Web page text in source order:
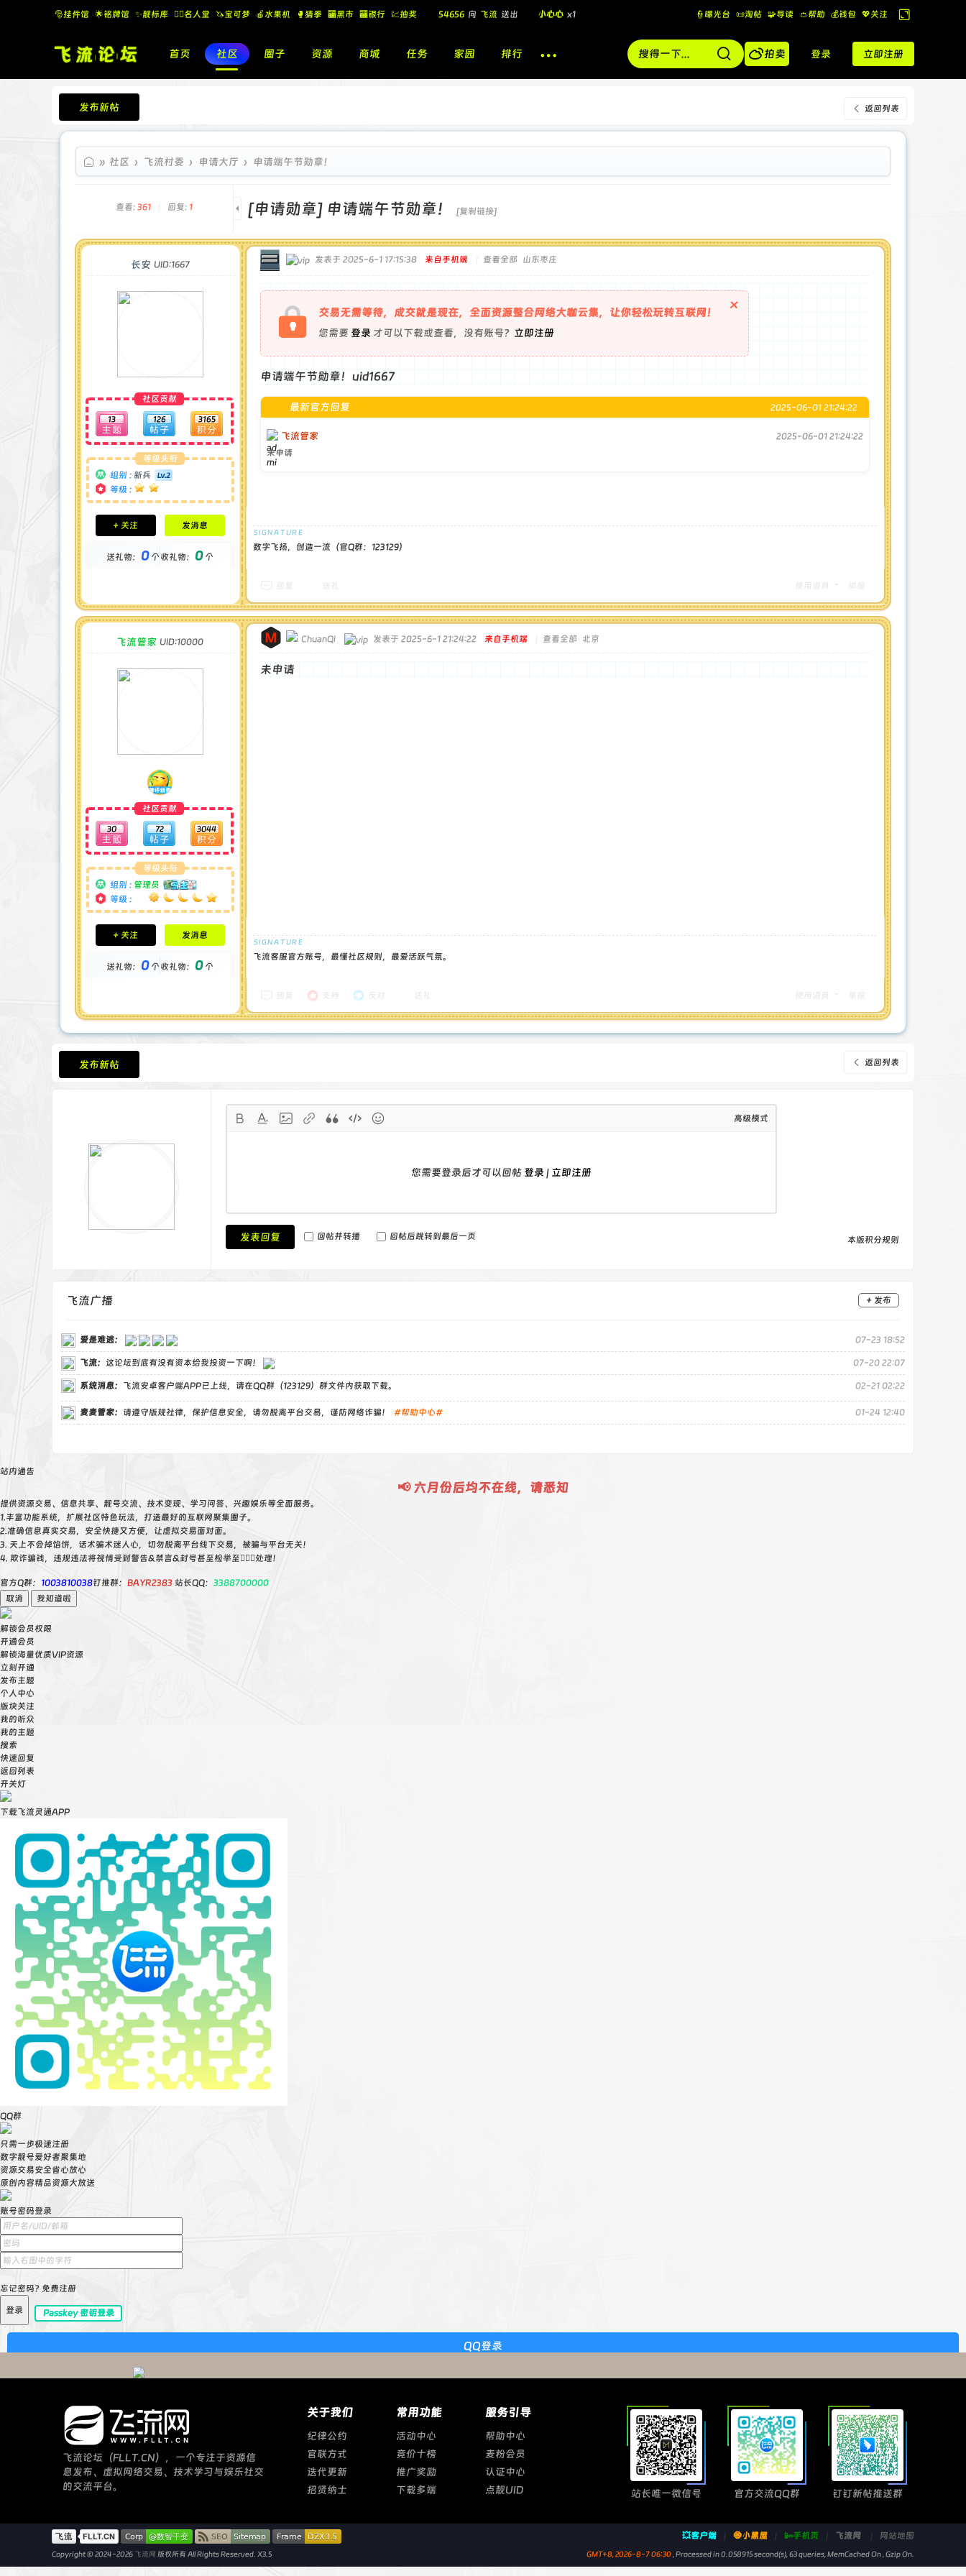
🎅挂件馆 🌟铭牌馆 ✨️靓标库 🧚‍♂️名人堂 🦄宝可梦 🍎水果机 🥊猜拳 🏧黑市 🏧银行 💹抽奖
🎁
54656 向 飞流 送出 小心心 x1
飞流 向 北 酷盖墨镜
飞流 向 北 送出 小心心 x1
👮曝光台 📜淘帖 🧩导读 👛帮助 💰️钱包 💖关注
换
到
宽
版
首页 社区 圈子 资源 商城 任务 家园 排行 拍卖 登录 立即注册
返回列表
发布新帖
飞流论坛
» 社区 › 飞流村委 › 申请大厅 › 申请端午节勋章！
查看: 361 回复: 1 [申请勋章] 申请端午节勋章！ [复制链接]
长安 UID:1667
社区贡献
13 126 3165
等级头衔
组别 : 新兵
等级 :
积分成就
钻石 : 3 颗
金币 : 0 枚
+ 关注 发消息
送礼物： 0个收礼物： 0个
发表于 2025-6-1 17:15:38 来自手机端 查看全部 山东枣庄
交易无需等待，成交就是现在，全面资源整合网络大咖云集，让你轻松玩转互联网！
您需要 登录 才可以下载或查看，没有账号？ 立即注册
×
申请端午节勋章！uid1667
最新官方回复 2025-06-01 21:24:22
飞流管家
2025-06-01 21:24:22
未申请
数字飞扬，创造一流（官Q群：123129）
飞流管家 UID:10000
社区贡献
30 72 3044
等级头衔
组别 : 管理员
等级 :
积分成就
钻石 : 30 颗
金币 : 9 枚
+ 关注 发消息
送礼物： 0个收礼物： 0个
ChuanQi 发表于 2025-6-1 21:24:22 来自手机端 查看全部 北京
未申请
飞流客服官方账号，最懂社区规则，最爱活跃气氛。
返回列表
发布新帖
高级模式
您需要登录后才可以回帖 登录 | 立即注册
发表回复 回帖并转播 回帖后跳转到最后一页 本版积分规则
飞流广播 + 发布
爱是难逃： 07-23 18:52
飞流： 这论坛到底有没有资本给我投资一下啊！ 07-20 22:07
系统消息： 飞流安卓客户端APP已上线，请在QQ群（123129）群文件内获取下载。 02-21 02:22
麦麦管家： 请遵守版规社律，保护信息安全，请勿脱离平台交易，谨防网络诈骗！ #帮助中心# 01-24 12:40
站内通告
📢 六月份后均不在线，请悉知
提供资源交易、信息共享、靓号交流、技术变现、学习问答、兴趣娱乐等全面服务。
1.丰富功能系统，扩展社区特色玩法，打造最好的互联网聚集圈子。
2.准确信息真实交易，安全快捷又方便，让虚拟交易面对面。
3. 天上不会掉馅饼，话术骗术迷人心，切勿脱离平台线下交易，被骗与平台无关！
4. 欺诈骗钱，违规违法将视情受到警告&禁言&封号甚至检举至👮🏻‍♀️处理！
官方Q群： 1003810038钉推群： BAYR2383 站长QQ： 3388700000
取消
我知道啦
解锁会员权限
开通会员
解锁海量优质VIP资源
立刻开通
发布主题
个人中心
版块关注
我的听众
我的主题
搜索
快速回复
返回列表
开关灯
下载飞流灵通APP
QQ群
只需一步极速注册
数字靓号爱好者聚集地
资源交易安全省心放心
原创内容精品资源大放送
账号密码登录
忘记密码? 免费注册
登录 Passkey 密钥登录
QQ登录
飞流论坛（FLLT.CN），一个专注于资源信
息发布、虚拟网络交易、技术学习与娱乐社交
的交流平台。
关于我们
纪律公约
官联方式
迭代更新
招贤纳士
常用功能
活动中心
竞价十榜
推广奖励
下载多端
服务引导
帮助中心
麦粉会员
认证中心
点靓UID
钉钉新帖推送群
官方交流QQ群
站长唯一微信号
💥客户端 🧿小黑屋 📴手机页 飞流网 网站地图
GMT+8, 2026-8-7 06:30 , Processed in 0.058915 second(s), 63 queries, MemCached On , Gzip On.
Copyright © 2024-2026 飞流网 版权所有All Rights Reserved. X3.5